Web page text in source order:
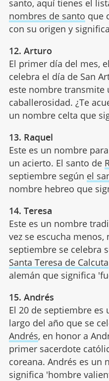
santo, aquí tienes el
nombres de santo que
con su origen y
12. Arturo
El primer día del mes, el
celebra el día de San
este nombre transmite
caballerosidad. ¿Te
un nombre celta que
13. Raquel
Este es un nombre
un acierto. El santo de
septiembre según el
nombre hebreo que
14. Teresa
Este es un nombre
vez se escucha
septiembre se celebra
Santa Teresa de Calcuta
alemán que significa
15. Andrés
El 20 de septiembre es
largo del año que se
Andrés, en honor a
primer sacerdote
coreana. Andrés es un
significa 'hombre